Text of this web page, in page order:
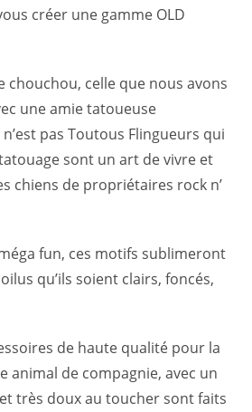
créer une gamme OLD
chouchou, celle que nous avons
une amie tatoueuse
pas Toutous Flingueurs qui
sont un art de vivre et
chiens de propriétaires rock n’
fun, ces motifs sublimeront
qu’ils soient clairs, foncés,
de haute qualité pour la
animal de compagnie, avec un
très doux au toucher sont faits